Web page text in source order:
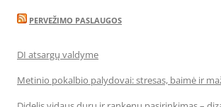
PERVEŽIMO PASLAUGOS
DI atsargų valdyme
Metinio pokalbio palydovai: stresas, baimė ir